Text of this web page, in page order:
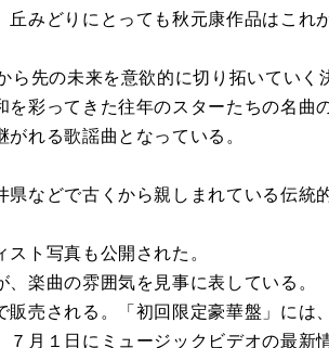
みどりにとっても秋元康作品はこれ
先の未来を意欲的に切り拓いていく
彩ってきた往年のスターたちの名曲
れる歌謡曲となっている。
などで古くから親しまれている伝統
ト写真も公開された。
楽曲の雰囲気を見事に表している。
売される。「初回限定豪華盤」には
月１日にミュージックビデオの最新